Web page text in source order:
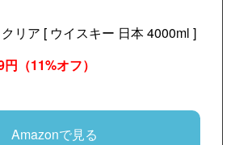
リア [ ウイスキー 日本 4000ml ]
円 （11%オフ）
Amazonで見る